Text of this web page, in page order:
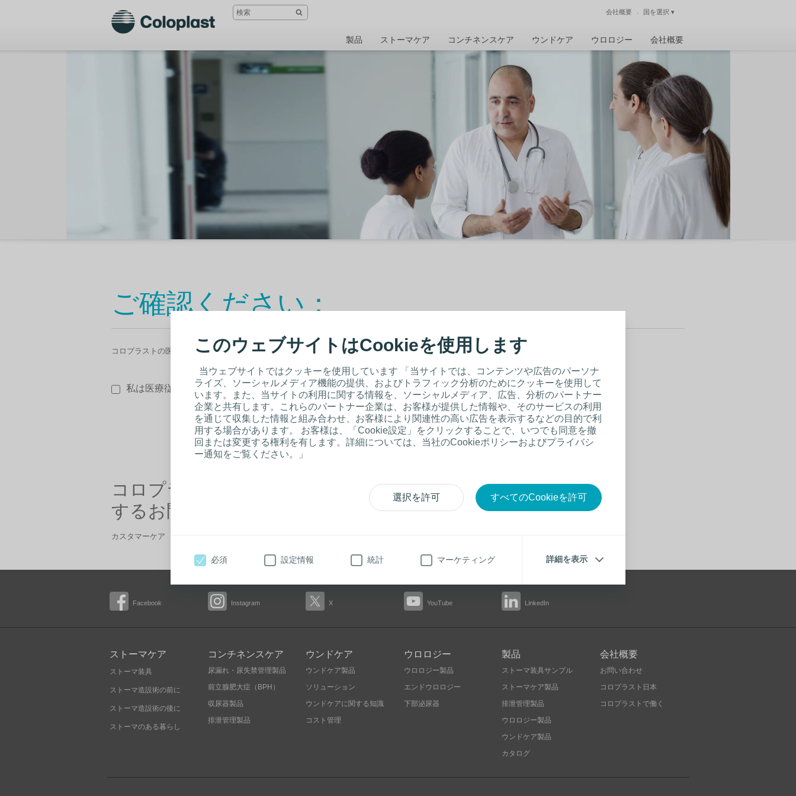
このウェブサイトはCookieを使用します
当ウェブサイトではクッキーを使用しています 「当サイトでは、コンテンツや広告のパーソナ
ライズ、ソーシャルメディア機能の提供、およびトラフィック分析のためにクッキーを使用して
います。また、当サイトの利用に関する情報を、ソーシャルメディア、広告、分析のパートナー
企業と共有します。これらのパートナー企業は、お客様が提供した情報や、そのサービスの利用
を通じて収集した情報と組み合わせ、お客様により関連性の高い広告を表示するなどの目的で利
用する場合があります。 お客様は、「Cookie設定」をクリックすることで、いつでも同意を撤
回または変更する権利を有します。詳細については、当社のCookieポリシーおよびプライバシ
ー通知をご覧ください。」
選択を許可 すべてのCookieを許可
必須 設定情報 統計 マーケティング 詳細を表示
閉じる
会社概要 国を選択 ▾
製品 ストーマケア コンチネンスケア ウンドケア ウロロジー 会社概要
ご確認ください：
コロプラストの医療機器ページは、医療従事者向けとなっております。
私は医療従事者です。
コロプラスト製品に関
するお問い合わせ
カスタマーケア フリーダイヤル 0120-66-4469
医療従事者以外の方
Facebook Instagram X YouTube LinkedIn
ストーマケア
ストーマ装具
ストーマ造設術の前に
ストーマ造設術の後に
ストーマのある暮らし
コンチネンスケア
尿漏れ・尿失禁管理製品
前立腺肥大症（BPH）
収尿器製品
排泄管理製品
ウンドケア
ウンドケア製品
ソリューション
ウンドケアに関する知識
コスト管理
ウロロジー
ウロロジー製品
エンドウロロジー
下部泌尿器
製品
ストーマ装具サンプル
ストーマケア製品
排泄管理製品
ウロロジー製品
ウンドケア製品
カタログ
会社概要
お問い合わせ
コロプラスト日本
コロプラストで働く